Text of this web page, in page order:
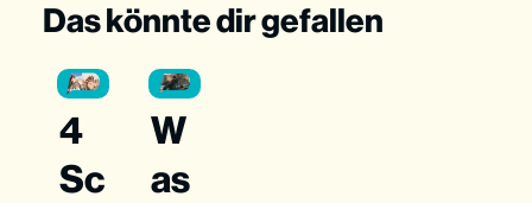
Das könnte dir gefallen
4
Sc
W
as